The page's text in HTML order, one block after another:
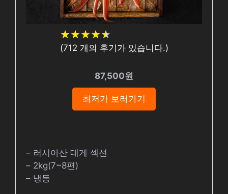
★★★★★
★★★★★
(712 개의 후기가 있습니다.)
87,500원
최저가 보러가기
– 러시아산 대게 섹션
– 2kg(7~8편)
– 냉동